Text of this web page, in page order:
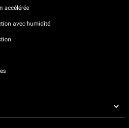
accélérée
avec humidité